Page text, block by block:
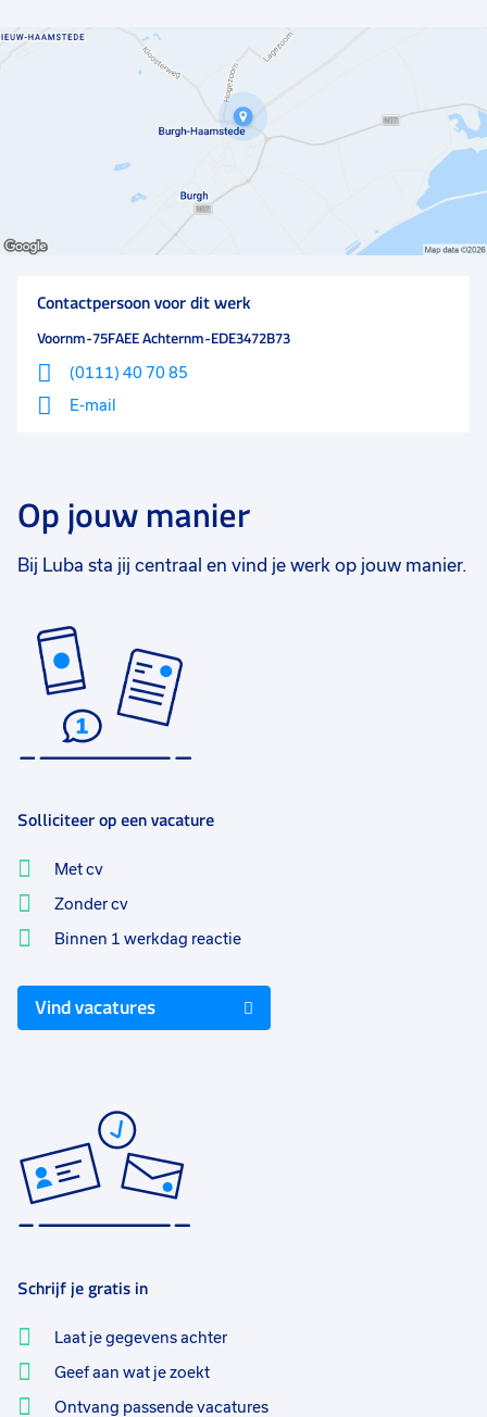
Contactpersoon voor dit werk
Voornm-75FAEE Achternm-EDE3472B73
(0111) 40 70 85
E-mail
Op jouw manier
Bij Luba sta jij centraal en vind je werk op jouw manier.
Solliciteer op een vacature
Met cv
Zonder cv
Binnen 1 werkdag reactie
Vind vacatures
Schrijf je gratis in
Laat je gegevens achter
Geef aan wat je zoekt
Ontvang passende vacatures